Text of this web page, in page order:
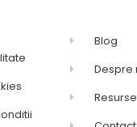
Blog
Despre
Resurse